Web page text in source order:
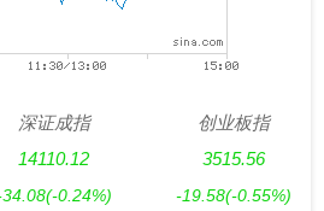
深证成指
14110.12
(-0.24%)
创业板指
3515.56
-19.58(-0.55%)